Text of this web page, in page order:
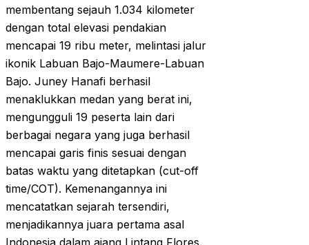
membentang sejauh 1.034 kilometer
dengan total elevasi pendakian
mencapai 19 ribu meter, melintasi jalur
ikonik Labuan Bajo-Maumere-Labuan
Bajo. Juney Hanafi berhasil
menaklukkan medan yang berat ini,
mengungguli 19 peserta lain dari
berbagai negara yang juga berhasil
mencapai garis finis sesuai dengan
batas waktu yang ditetapkan (cut-off
time/COT). Kemenangannya ini
mencatatkan sejarah tersendiri,
menjadikannya juara pertama asal